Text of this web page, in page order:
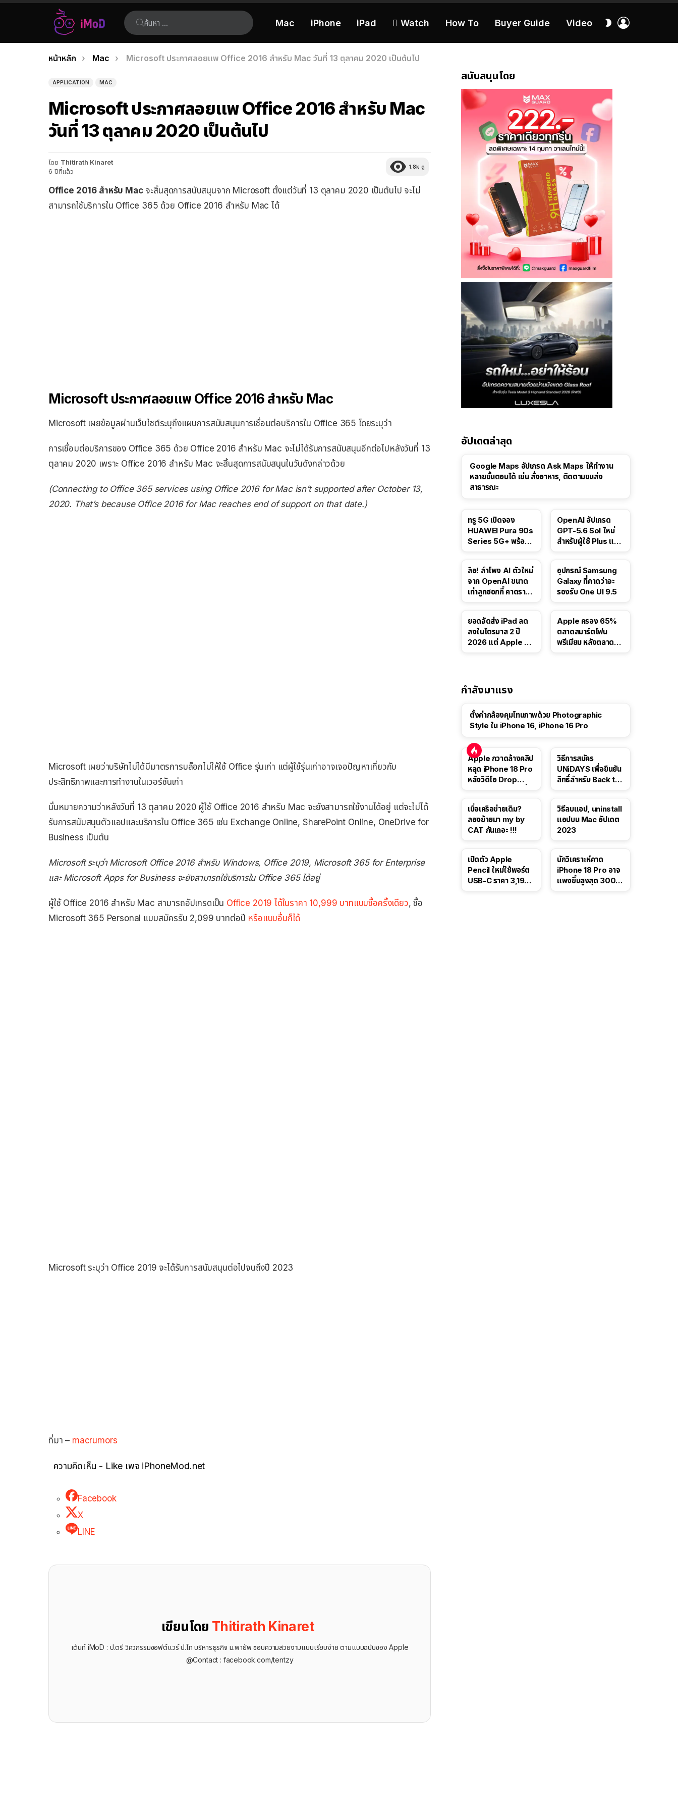
ค้นหา:
Mac iPhone iPad  Watch How To Buyer Guide Video
สลับ
เรื่อง
ล่าสุด
คุณอยู่ที่นี่:
หน้าหลัก Mac Microsoft ประกาศลอยแพ Office 2016 สำหรับ Mac วันที่ 13 ตุลาคม 2020 เป็นต้นไป
APPLICATION MAC
Microsoft ประกาศลอยแพ Office 2016 สำหรับ Mac
วันที่ 13 ตุลาคม 2020 เป็นต้นไป
โดย Thitirath Kinaret
6 ปีที่แล้ว
1.8k ดู
Office 2016 สำหรับ Macจะสิ้นสุดการสนับสนุนจาก Microsoft ตั้งแต่วันที่ 13 ตุลาคม 2020 เป็นต้นไป จะไม่
สามารถใช้บริการใน Office 365 ด้วย Office 2016 สำหรับ Mac ได้
Microsoft ประกาศลอยแพ Office 2016 สำหรับ Mac
Microsoft เผยข้อมูลผ่านเว็บไซต์ระบุถึงแผนการสนับสนุนการเชื่อมต่อบริการใน Office 365 โดยระบุว่า
การเชื่อมต่อบริการของ Office 365 ด้วย Office 2016 สำหรับ Mac จะไม่ได้รับการสนับสนุนอีกต่อไปหลังวันที่ 13
ตุลาคม 2020 เพราะ Office 2016 สำหรับ Mac จะสิ้นสุดการสนับสนุนในวันดังกล่าวด้วย
(Connecting to Office 365 services using Office 2016 for Mac isn’t supported after October 13,
2020. That’s because Office 2016 for Mac reaches end of support on that date.)
Microsoft เผยว่าบริษัทไม่ได้มีมาตรการบล็อกไม่ให้ใช้ Office รุ่นเก่า แต่ผู้ใช้รุ่นเก่าอาจเจอปัญหาเกี่ยวกับ
ประสิทธิภาพและการทำงานในเวอร์ชันเก่า
นั่นหมายความว่าหลังวันที่ 13 ตุลาคม 2020 ผู้ใช้ Office 2016 สำหรับ Mac จะยังสามารถใช้งานได้อยู่ แต่จะไม่ได้
รับการสนับสนุนตัวแอปและบริการใน Office 365 เช่น Exchange Online, SharePoint Online, OneDrive for
Business เป็นต้น
Microsoft ระบุว่า Microsoft Office 2016 สำหรับ Windows, Office 2019, Microsoft 365 for Enterprise
และ Microsoft Apps for Business จะยังสามารถใช้บริการใน Office 365 ได้อยู่
ผู้ใช้ Office 2016 สำหรับ Mac สามารถอัปเกรดเป็น Office 2019 ได้ในราคา 10,999 บาทแบบซื้อครั้งเดียว, ซื้อ
Microsoft 365 Personal แบบสมัครรับ 2,099 บาทต่อปี หรือแบบอื่นก็ได้
Microsoft ระบุว่า Office 2019 จะได้รับการสนับสนุนต่อไปจนถึงปี 2023
ที่มา – macrumors
ความคิดเห็น - Like เพจ iPhoneMod.net
Facebook
X
LINE
เขียนโดย Thitirath Kinaret
เต้นท์ iMoD : ป.ตรี วิศวกรรมซอฟต์แวร์ ป.โท บริหารธุรกิจ ม.พายัพ ชอบความสวยงามแบบเรียบง่าย ตามแบบฉบับของ Apple
@Contact : facebook.com/tentzy
สนับสนุนโดย
อัปเดตล่าสุด
Google Maps อัปเกรด Ask Maps ให้ทำงาน
หลายขั้นตอนได้ เช่น สั่งอาหาร, ติดตามขนส่ง
สาธารณะ
ทรู 5G เปิดจอง
HUAWEI Pura 90s
Series 5G+ พร้อม
OpenAI อัปเกรด
GPT-5.6 Sol ใหม่
สำหรับผู้ใช้ Plus และ
ลือ! ลำโพง AI ตัวใหม่
จาก OpenAI ขนาด
เท่าลูกฮอกกี้ คาดราคา
อุปกรณ์ Samsung
Galaxy ที่คาดว่าจะ
รองรับ One UI 9.5
ยอดจัดส่ง iPad ลด
ลงในไตรมาส 2 ปี
2026 แต่ Apple ยัง
Apple ครอง 65%
ตลาดสมาร์ตโฟน
พรีเมียม หลังตลาดทำ
กำลังมาแรง
ตั้งค่ากล้องคุมโทนภาพด้วย Photographic
Style ใน iPhone 16, iPhone 16 Pro
Apple กวาดล้างคลิป
หลุด iPhone 18 Pro
หลังวิดีโอ Drop
วิธีการสมัคร
UNiDAYS เพื่อยืนยัน
สิทธิ์สำหรับ Back to
เบื่อเครือข่ายเดิม?
ลองย้ายมา my by
CAT กันเถอะ !!!
วิธีลบแอป, uninstall
แอปบน Mac อัปเดต
2023
เปิดตัว Apple
Pencil ใหม่ใช้พอร์ต
USB-C ราคา 3,190
นักวิเคราะห์คาด
iPhone 18 Pro อาจ
แพงขึ้นสูงสุด 300